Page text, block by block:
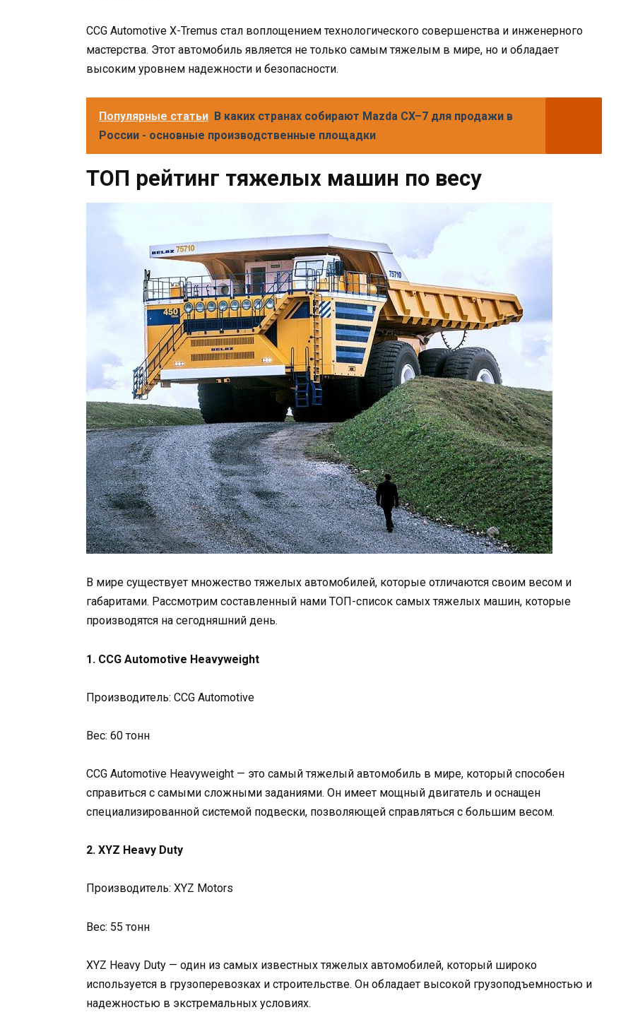
CCG Automotive X-Tremus стал воплощением технологического совершенства и инженерного
мастерства. Этот автомобиль является не только самым тяжелым в мире, но и обладает
высоким уровнем надежности и безопасности.
Популярные статьи В каких странах собирают Mazda CX–7 для продажи в
России - основные производственные площадки
ТОП рейтинг тяжелых машин по весу
В мире существует множество тяжелых автомобилей, которые отличаются своим весом и
габаритами. Рассмотрим составленный нами ТОП-список самых тяжелых машин, которые
производятся на сегодняшний день.
1. CCG Automotive Heavyweight
Производитель: CCG Automotive
Вес: 60 тонн
CCG Automotive Heavyweight — это самый тяжелый автомобиль в мире, который способен
справиться с самыми сложными заданиями. Он имеет мощный двигатель и оснащен
специализированной системой подвески, позволяющей справляться с большим весом.
2. XYZ Heavy Duty
Производитель: XYZ Motors
Вес: 55 тонн
XYZ Heavy Duty — один из самых известных тяжелых автомобилей, который широко
используется в грузоперевозках и строительстве. Он обладает высокой грузоподъемностью и
надежностью в экстремальных условиях.